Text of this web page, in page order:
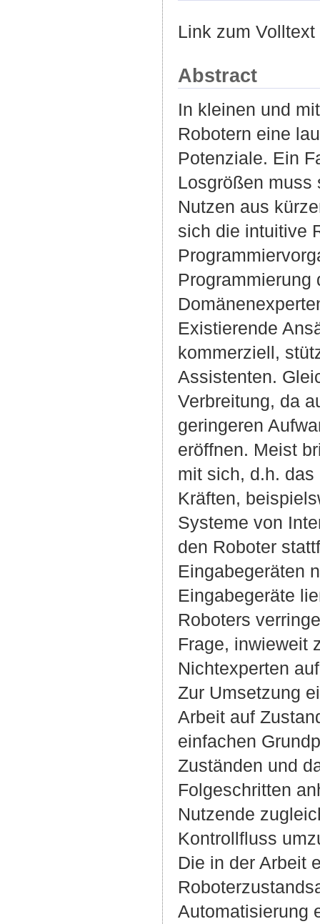
Link zum
Abstract
In kleinen und
Robotern eine
Potenziale. Ein
Losgrößen muss
Nutzen aus
sich die intuitive
Programmierung
Existierende
kommerziell,
Assistenten.
Verbreitung, da
geringeren
eröffnen. Meist
mit sich, d.h.
Kräften,
Systeme von
den Roboter
Eingabegeräten
Eingabegeräte
Roboters
Frage, inwieweit
Nichtexperten
Zur Umsetzung
Arbeit auf
einfachen
Zuständen und
Folgeschritten
Nutzende
Kontrollfluss
Die in der Arbeit
Automatisierung